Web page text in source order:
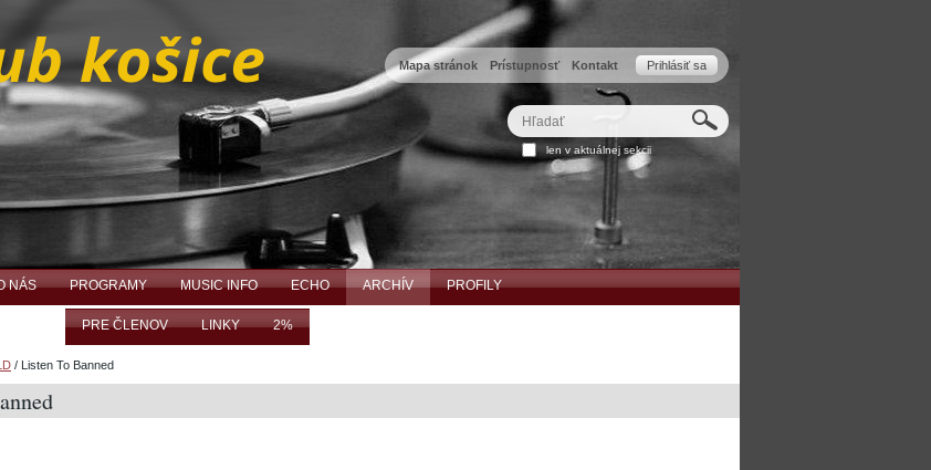
Prihlásiť sa
Mapa stránok Prístupnosť Kontakt
Hľadať
len v aktuálnej sekcii
Rozšírené
vyhľadávanie...
NÁS PROGRAMY MUSIC INFO ECHO ARCHÍV PROFILY
PRE ČLENOV LINKY 2%
/ Listen To Banned